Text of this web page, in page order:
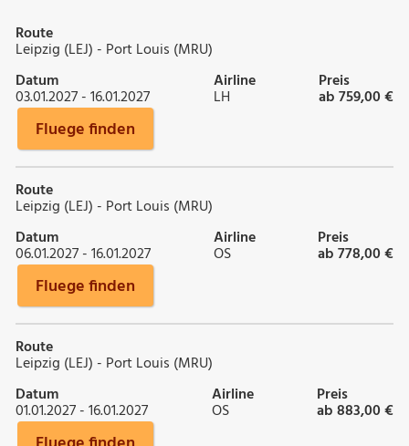
Route
Leipzig (LEJ) - Port Louis (MRU)
Datum
03.01.2027 - 16.01.2027
Airline
LH
Preis
ab 759,00 €
Fluege finden
Route
Leipzig (LEJ) - Port Louis (MRU)
Datum
06.01.2027 - 16.01.2027
Airline
OS
Preis
ab 778,00 €
Fluege finden
Route
Leipzig (LEJ) - Port Louis (MRU)
Datum
01.01.2027 - 16.01.2027
Airline
OS
Preis
ab 883,00 €